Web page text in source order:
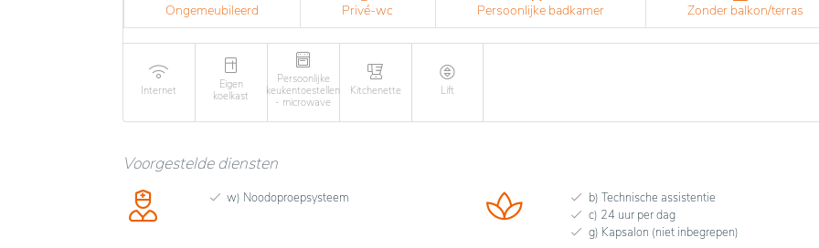
Ongemeubileerd Privé-wc Persoonlijke badkamer Zonder balkon/terras
Internet
Eigen
koelkast
Persoonlijke
keukentoestellen
- microwave
Kitchenette Lift
Voorgestelde diensten
w) Noodoproepsysteem
b) Technische assistentie
c) 24 uur per dag
g) Kapsalon (niet inbegrepen)